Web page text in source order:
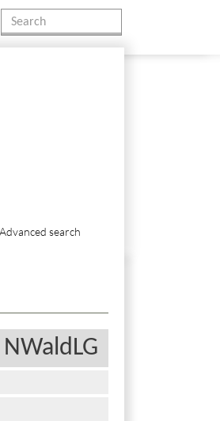
Advanced search